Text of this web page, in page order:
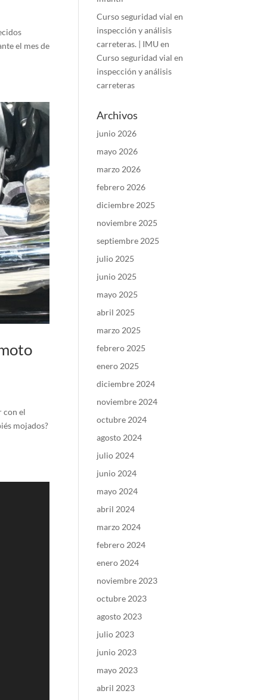
el mes de
con el
mojados?
Curso seguridad vial en
inspección y análisis
carreteras. | IMU en
Curso seguridad vial en
inspección y análisis
carreteras
Archivos
junio 2026
mayo 2026
marzo 2026
febrero 2026
diciembre 2025
noviembre 2025
septiembre 2025
julio 2025
junio 2025
mayo 2025
abril 2025
marzo 2025
febrero 2025
enero 2025
diciembre 2024
noviembre 2024
octubre 2024
agosto 2024
julio 2024
junio 2024
mayo 2024
abril 2024
marzo 2024
febrero 2024
enero 2024
noviembre 2023
octubre 2023
agosto 2023
julio 2023
junio 2023
mayo 2023
abril 2023